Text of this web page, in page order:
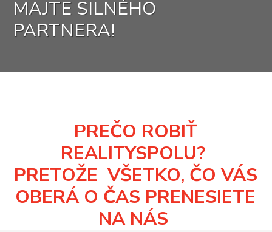
MAJTE SILNÉHO
PARTNERA!
PREČO ROBIŤ
REALITYSPOLU?
PRETOŽEVŠETKO, ČO VÁS
OBERÁ O ČAS PRENESIETE
NA NÁS